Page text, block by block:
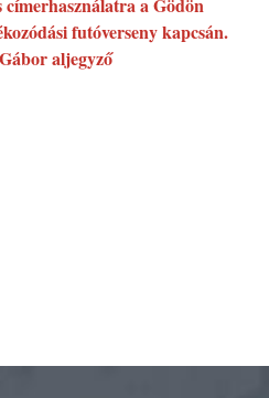
futóverseny kapcsán.
aljegyző